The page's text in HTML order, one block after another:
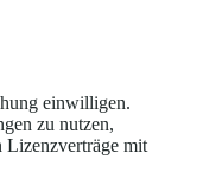
einwilligen.
zu nutzen,
Lizenzverträge mit